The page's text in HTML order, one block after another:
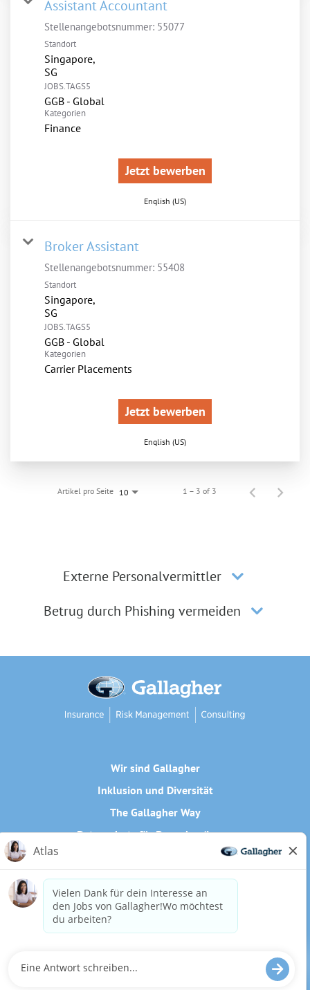
Assistant Accountant
Stellenangebotsnummer: 55077
Standort
Singapore,
JOBS.TAGS5
GGB - Global
Kategorien
Finance
Jetzt bewerben
English (US)
Broker Assistant
Stellenangebotsnummer: 55408
Standort
Singapore,
JOBS.TAGS5
GGB - Global
Kategorien
Carrier Placements
Jetzt bewerben
English (US)
Artikel pro Seite 10 1 – 3 of 3
Externe Personalvermittler
Betrug durch Phishing vermeiden
Wir sind Gallagher
Inklusion und Diversität
The Gallagher Way
Datenschutz für Bewerber/innen
Need reasonable accommodations to complete any part of
our application process, including the use of this website?
Email us:Careers@ajg.com